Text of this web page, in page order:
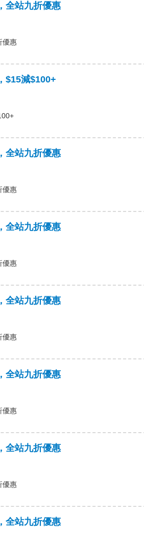
全站九折優惠
優惠
$15減$100+
全站九折優惠
優惠
全站九折優惠
優惠
全站九折優惠
優惠
全站九折優惠
優惠
全站九折優惠
優惠
全站九折優惠